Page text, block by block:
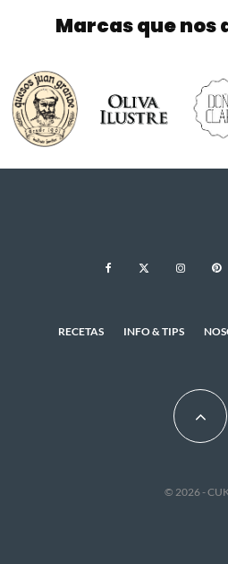
Marcas que nos
RECETAS INFO & TIPS
© 2026 -